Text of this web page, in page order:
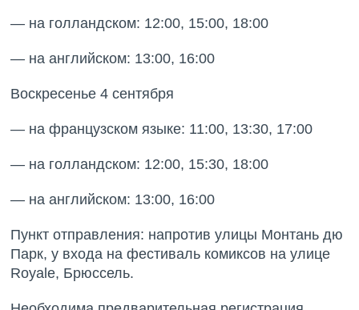
— на голландском: 12:00, 15:00, 18:00
— на английском: 13:00, 16:00
Воскресенье 4 сентября
— на французском языке: 11:00, 13:30, 17:00
— на голландском: 12:00, 15:30, 18:00
— на английском: 13:00, 16:00
Пункт отправления: напротив улицы Монтань дю
Парк, у входа на фестиваль комиксов на улице
Royale, Брюссель.